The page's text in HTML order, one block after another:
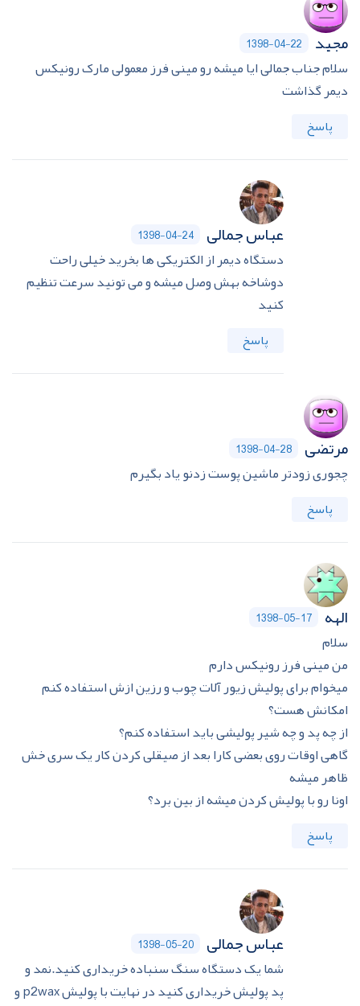
مجید 1398-04-22
سلام جناب جمالی ایا میشه رو مینی فرز معمولی مارک رونیکس
دیمر گذاشت
پاسخ
عباس جمالی 1398-04-24
دستگاه دیمر از الکتریکی ها بخرید خیلی راحت
دوشاخه بهش وصل میشه و می تونید سرعت تنظیم
کنید
پاسخ
مرتضی 1398-04-28
چجوری زودتر ماشین پوست زدنو یاد بگیرم
پاسخ
الهه 1398-05-17
سلام
من مینی فرز رونیکس دارم
میخوام برای پولیش زیور آلات چوب و رزین ازش استفاده کنم
امکانش هست؟
از چه پد و چه شیر پولیشی باید استفاده کنم؟
گاهی اوقات روی بعضی کارا بعد از صیقلی کردن کار یک سری خش
ظاهر میشه
اونا رو با پولیش کردن میشه از بین برد؟
پاسخ
عباس جمالی 1398-05-20
شما یک دستگاه سنگ سنباده خریداری کنید.نمد و
پد پولیش خریداری کنید در نهایت با پولیش p2wax و